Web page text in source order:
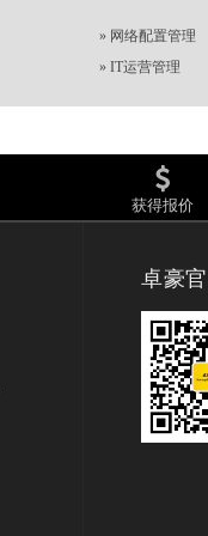
» 网络配置管理
» IT运营管理
获得报价
卓豪